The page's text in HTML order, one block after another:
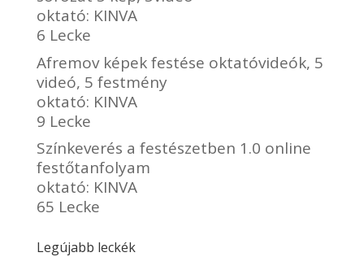
oktató: KINVA
6 Lecke
Afremov képek festése oktatóvideók, 5
videó, 5 festmény
oktató: KINVA
9 Lecke
Színkeverés a festészetben 1.0 online
festőtanfolyam
oktató: KINVA
65 Lecke
Legújabb leckék